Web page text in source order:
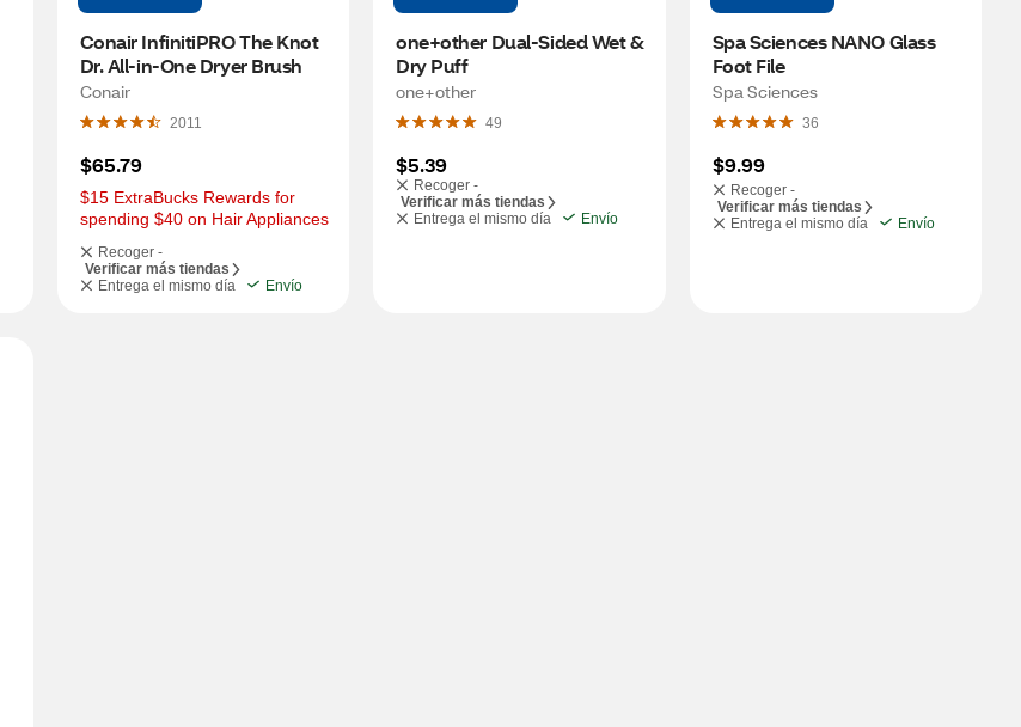
Conair InfinitiPRO The Knot
Dr. All-in-One Dryer Brush
Conair
2011
$65.79
$15 ExtraBucks Rewards for
spending $40 on Hair Appliances
Recoger -
Verificar más tiendas
Entrega el mismo día
Envío
one+other Dual-Sided Wet &
Dry Puff
one+other
49
$5.39
Recoger -
Verificar más tiendas
Entrega el mismo día
Envío
Spa Sciences NANO Glass
Foot File
Spa Sciences
36
$9.99
Recoger -
Verificar más tiendas
Entrega el mismo día
Envío